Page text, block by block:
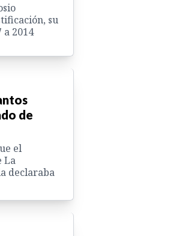
su
2014
de
el
La
declaraba